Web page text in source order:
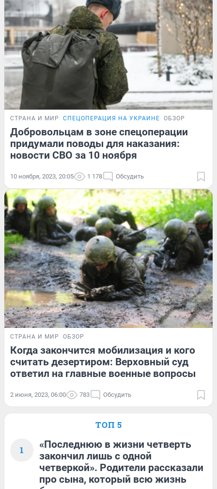
СТРАНА И МИР СПЕЦОПЕРАЦИЯ НА УКРАИНЕ ОБЗОР
Добровольцам в зоне спецоперации
придумали поводы для наказания:
новости СВО за 10 ноября
10 ноября, 2023, 20:05 1 178 Обсудить
СТРАНА И МИР ОБЗОР
Когда закончится мобилизация и кого
считать дезертиром: Верховный суд
ответил на главные военные вопросы
2 июня, 2023, 06:00 783 Обсудить
ТОП 5
1
«Последнюю в жизни четверть
закончил лишь с одной
четверкой». Родители рассказали
про сына, который всю жизнь